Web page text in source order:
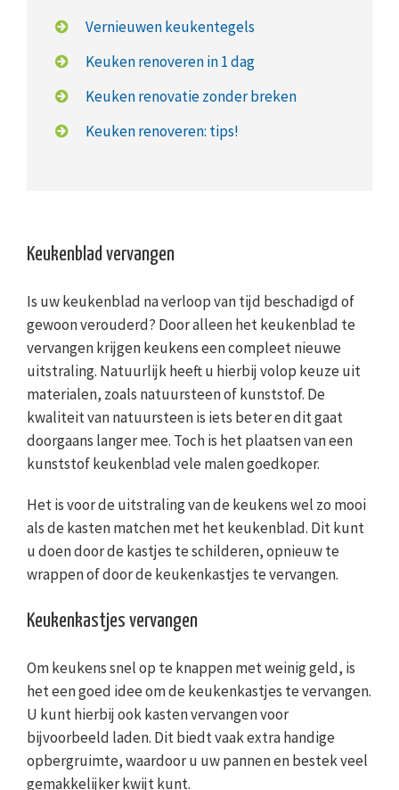
Vernieuwen keukentegels
Keuken renoveren in 1 dag
Keuken renovatie zonder breken
Keuken renoveren: tips!
Keukenblad vervangen
Is uw keukenblad na verloop van tijd beschadigd of
gewoon verouderd? Door alleen het keukenblad te
vervangen krijgen keukens een compleet nieuwe
uitstraling. Natuurlijk heeft u hierbij volop keuze uit
materialen, zoals natuursteen of kunststof. De
kwaliteit van natuursteen is iets beter en dit gaat
doorgaans langer mee. Toch is het plaatsen van een
kunststof keukenblad vele malen goedkoper.
Het is voor de uitstraling van de keukens wel zo mooi
als de kasten matchen met het keukenblad. Dit kunt
u doen door de kastjes te schilderen, opnieuw te
wrappen of door de keukenkastjes te vervangen.
Keukenkastjes vervangen
Om keukens snel op te knappen met weinig geld, is
het een goed idee om de keukenkastjes te vervangen.
U kunt hierbij ook kasten vervangen voor
bijvoorbeeld laden. Dit biedt vaak extra handige
opbergruimte, waardoor u uw pannen en bestek veel
gemakkelijker kwijt kunt.